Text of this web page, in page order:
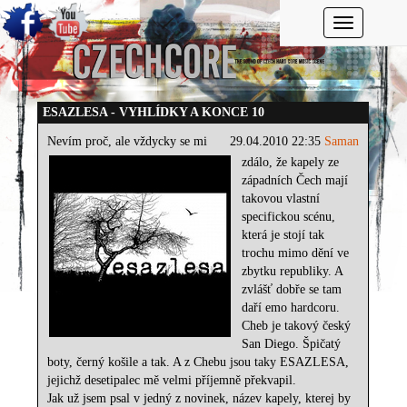
Toggle
ESAZLESA - VYHLÍDKY A KONCE 10
29.04.2010 22:35 Saman
Nevím proč, ale vždycky se mi
zdálo, že kapely ze
západních Čech mají
takovou vlastní
specifickou scénu,
která je stojí tak
trochu mimo dění ve
zbytku republiky. A
zvlášť dobře se tam
daří emo hardcoru.
Cheb je takový český
San Diego. Špičatý
boty, černý košile a tak. A z Chebu jsou taky ESAZLESA,
jejichž desetipalec mě velmi příjemně překvapil.
Jak už jsem psal v jedný z novinek, název kapely, kterej by